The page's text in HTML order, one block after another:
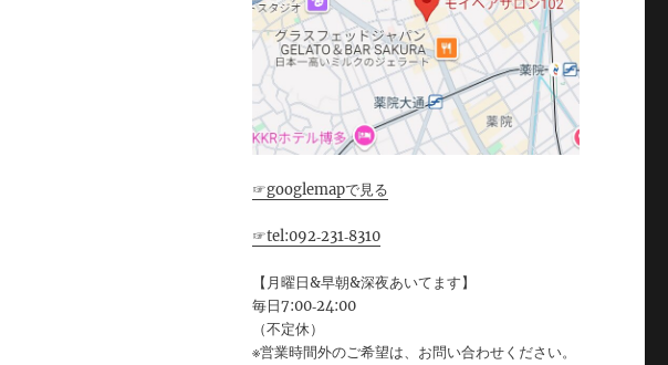
☞googlemapで見る
☞tel:092‐231‐8310
【月曜日&早朝&深夜あいてます】
毎日7:00‐24:00
（不定休）
※営業時間外のご希望は、お問い合わせください。